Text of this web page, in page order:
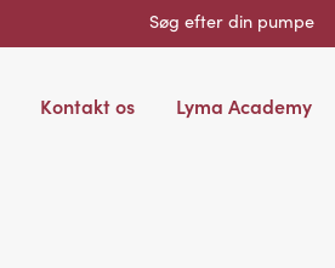
Søg efter din pumpe
Kontakt os Lyma Academy